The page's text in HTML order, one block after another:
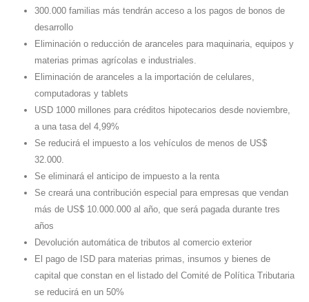
300.000 familias más tendrán acceso a los pagos de bonos de
desarrollo
Eliminación o reducción de aranceles para maquinaria, equipos y
materias primas agrícolas e industriales.
Eliminación de aranceles a la importación de celulares,
computadoras y tablets
USD 1000 millones para créditos hipotecarios desde noviembre,
a una tasa del 4,99%
Se reducirá el impuesto a los vehículos de menos de US$
32.000.
Se eliminará el anticipo de impuesto a la renta
Se creará una contribución especial para empresas que vendan
más de US$ 10.000.000 al año, que será pagada durante tres
años
Devolución automática de tributos al comercio exterior
El pago de ISD para materias primas, insumos y bienes de
capital que constan en el listado del Comité de Política Tributaria
se reducirá en un 50%